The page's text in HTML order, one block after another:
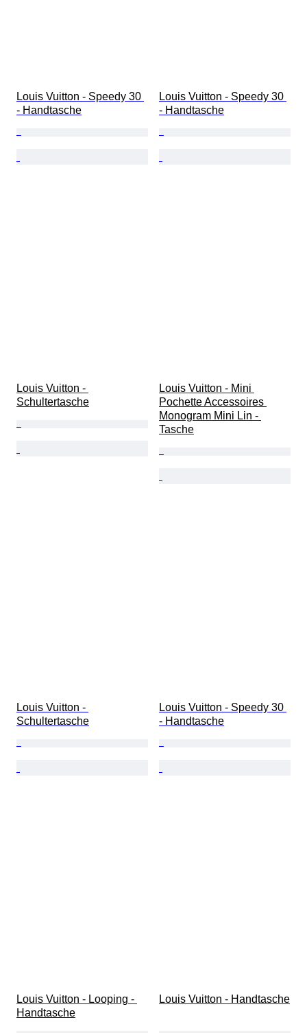
Louis Vuitton - Speedy 30
- Handtasche
Louis Vuitton - Speedy 30
- Handtasche
Louis Vuitton -
Schultertasche
Louis Vuitton - Mini
Pochette Accessoires
Monogram Mini Lin -
Tasche
Louis Vuitton -
Schultertasche
Louis Vuitton - Speedy 30
- Handtasche
Louis Vuitton - Looping -
Handtasche
Louis Vuitton - Handtasche